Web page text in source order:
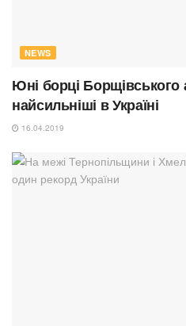
NEWS
Юні борці Борщівського
найсильніші в Україні
16.04.2019